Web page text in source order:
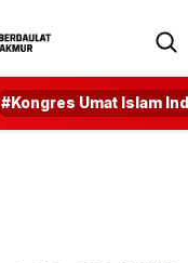
#Kongres Umat Islam